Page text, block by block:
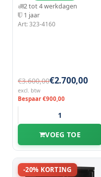
2 tot 4 werkdagen
1 jaar
Art: 323-4160
€3.600,00€2.700,00
excl. btw
Bespaar €900,00
VOEG TOE
-20% KORTING